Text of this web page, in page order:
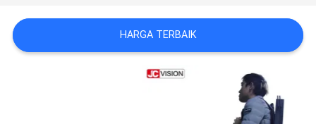
REQUEST
SUATU
HARGA TERBAIK